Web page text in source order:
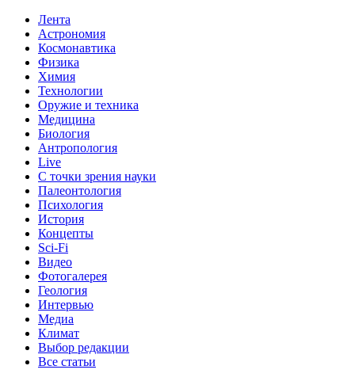
Лента
Астрономия
Космонавтика
Физика
Химия
Технологии
Оружие и техника
Медицина
Биология
Антропология
Live
С точки зрения науки
Палеонтология
Психология
История
Концепты
Sci-Fi
Видео
Фотогалерея
Геология
Интервью
Медиа
Климат
Выбор редакции
Все статьи